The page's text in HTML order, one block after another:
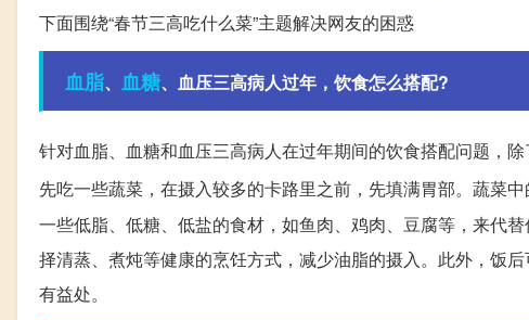
下面围绕“春节三高吃什么菜”主题解决网友的困惑
血脂、 血糖、血压三高病人过年，饮食怎么搭配?
针对血脂、血糖和血压三高病人在过年期间的饮食搭配问题，
先吃一些蔬菜，在摄入较多的卡路里之前，先填满胃部。蔬菜
一些低脂、低糖、低盐的食材，如鱼肉、鸡肉、豆腐等，来代
择清蒸、煮炖等健康的烹饪方式，减少油脂的摄入。此外，饭
有益处。